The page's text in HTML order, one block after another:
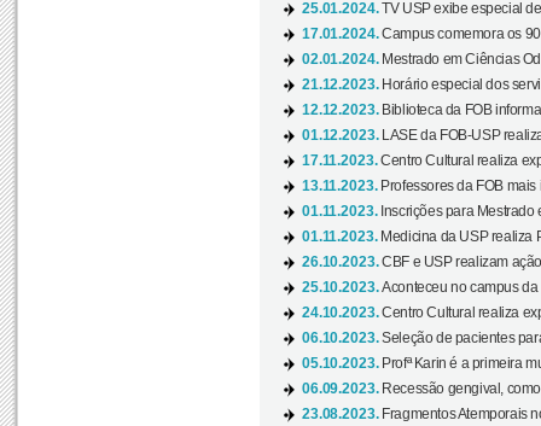
25.01.2024.TV USP exibe especial
17.01.2024.Campus comemora os
02.01.2024. Mestrado em Ciências
21.12.2023. Horário especial dos
12.12.2023. Biblioteca da FOB
01.12.2023.
LASE da FOB-USP
17.11.2023.Centro Cultural realiza
13.11.2023. Professores da FOB
01.11.2023. Inscrições para
01.11.2023. Medicina da USP realiza
26.10.2023.CBF e USP realizam
25.10.2023.Aconteceu no campus da
24.10.2023.Centro Cultural realiza
06.10.2023.Seleção de pacientes
05.10.2023. Profª Karin é a primeira
06.09.2023. Recessão gengival,
23.08.2023. Fragmentos Atemporais